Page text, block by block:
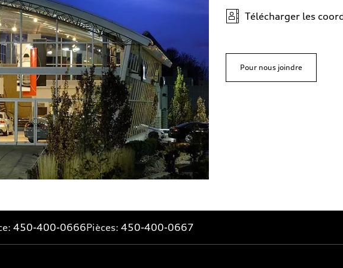
Télécharger les
Pour nous joindre
450-400-0666Pièces: 450-400-0667